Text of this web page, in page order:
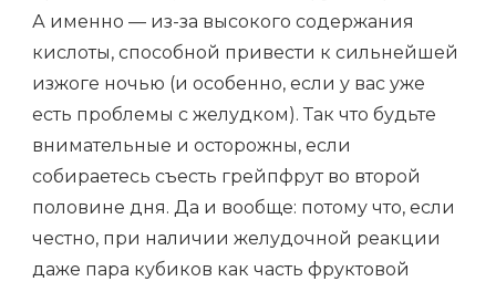
А именно — из-за высокого содержания
кислоты, способной привести к сильнейшей
изжоге ночью (и особенно, если у вас уже
есть проблемы с желудком). Так что будьте
внимательные и осторожны, если
собираетесь съесть грейпфрут во второй
половине дня. Да и вообще: потому что, если
честно, при наличии желудочной реакции
даже пара кубиков как часть фруктовой